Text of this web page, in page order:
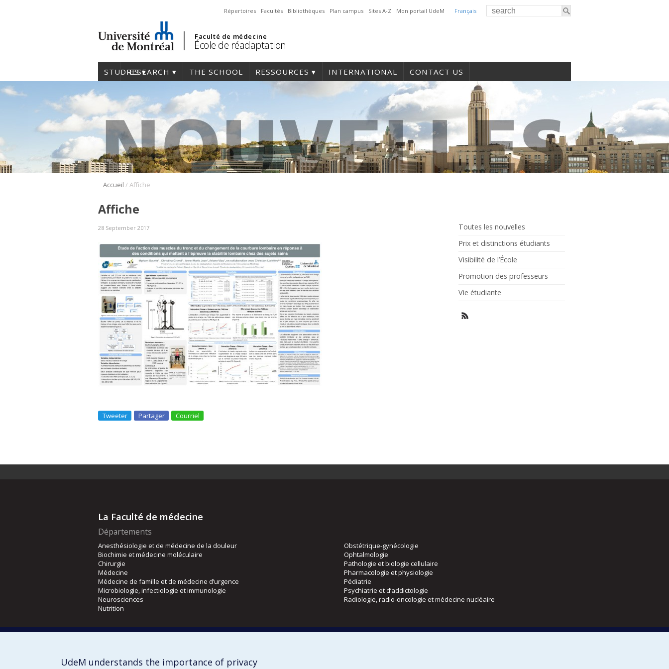
Français
Répertoires Facultés Bibliothèques Plan campus Sites A-Z Mon portail UdeM
Faculté de médecine
École de réadaptation
STUDIESRESEARCH THE SCHOOL RESSOURCES INTERNATIONAL CONTACT US
Accueil /Affiche
Toutes les nouvelles
Prix et distinctions étudiants
Visibilité de l’École
Promotion des professeurs
Vie étudiante
Affiche
28 September 2017
Tweeter Partager Courriel
La Faculté de médecine
Départements
Anesthésiologie et de médecine de la douleur
Biochimie et médecine moléculaire
Chirurgie
Médecine
Médecine de famille et de médecine d’urgence
Microbiologie, infectiologie et immunologie
Neurosciences
Nutrition
Obstétrique-gynécologie
Ophtalmologie
Pathologie et biologie cellulaire
Pharmacologie et physiologie
Pédiatrie
Psychiatrie et d’addictologie
Radiologie, radio-oncologie et médecine nucléaire
Écoles
Réadaptation
Directions
UdeM understands the importance of privacy